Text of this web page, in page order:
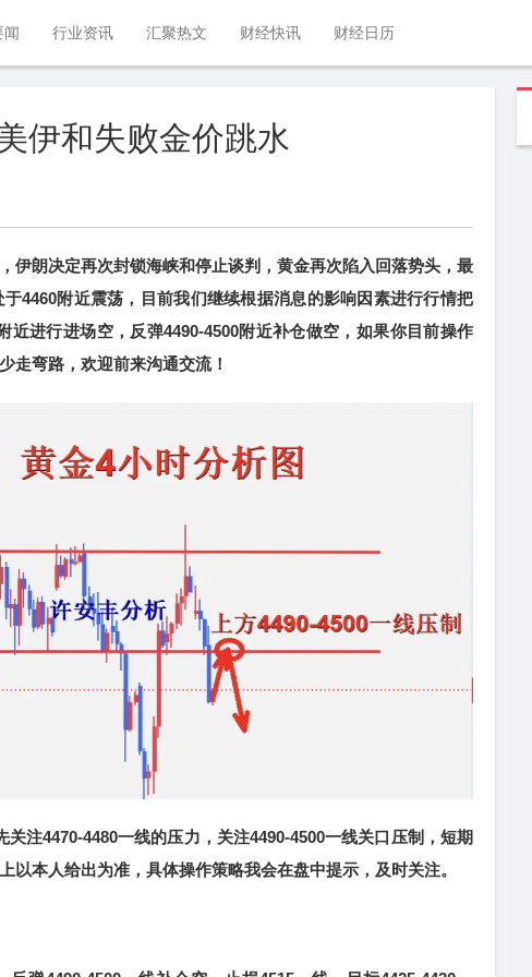
闻 行业资讯 汇聚热文 财经快讯 财经日历
伊和失败金价跳水
朗决定再次封锁海峡和停止谈判，黄金再次陷入回落势头，最
4460附近震荡，目前我们继续根据消息的影响因素进行行情把
近进行进场空，反弹4490-4500附近补仓做空，如果你目前操作
走弯路，欢迎前来沟通交流！
4470-4480一线的压力，关注4490-4500一线关口压制，短期
以本人给出为准，具体操作策略我会在盘中提示，及时关注。